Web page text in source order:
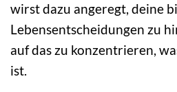
wirst dazu angeregt, deine
Lebensentscheidungen zu
auf das zu konzentrieren,
ist.